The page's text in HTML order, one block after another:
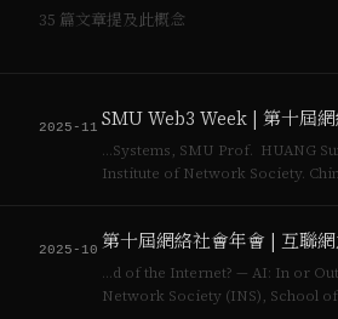
35 篇文章提及此概念
2025-11
…Systems, SMU Prof. HUANG
Institute of Network Society. China
2025-10
…d of the Internet? — AI: In or Out #### HOST Institute of
Network Society (INS), School